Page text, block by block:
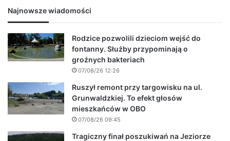
Najnowsze wiadomości
Rodzice pozwolili dzieciom wejść do
fontanny. Służby przypominają o
groźnych bakteriach
07/08/26 12:26
Ruszył remont przy targowisku na ul.
Grunwaldzkiej. To efekt głosów
mieszkańców w OBO
07/08/26 09:45
Tragiczny finał poszukiwań na Jeziorze